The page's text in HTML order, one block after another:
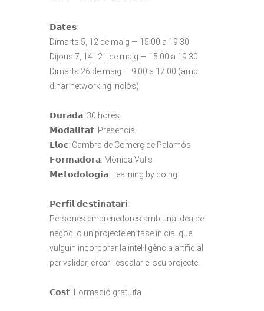
𝗗𝗮𝘁𝗲𝘀:⁣
Dimarts 5, 12 de maig — 15:00 a 19:30⁣
Dijous 7, 14 i 21 de maig — 15:00 a 19:30⁣
Dimarts 26 de maig — 9:00 a 17:00 (amb
dinar networking inclòs)⁣
𝗗𝘂𝗿𝗮𝗱𝗮: 30 hores⁣
𝗠𝗼𝗱𝗮𝗹𝗶𝘁𝗮𝘁: Presencial⁣
𝗟𝗹𝗼𝗰: Cambra de Comerç de Palamós⁣
𝗙𝗼𝗿𝗺𝗮𝗱𝗼𝗿𝗮: Mònica Valls⁣
𝗠𝗲𝘁𝗼𝗱𝗼𝗹𝗼𝗴𝗶𝗮: Learning by doing⁣
𝗣𝗲𝗿𝗳𝗶𝗹 𝗱𝗲𝘀𝘁𝗶𝗻𝗮𝘁𝗮𝗿𝗶:⁣
Persones emprenedores amb una idea de
negoci o un projecte en fase inicial que
vulguin incorporar la intel·ligència artificial
per validar, crear i escalar el seu projecte.⁣
𝗖𝗼𝘀𝘁: Formació gratuïta.